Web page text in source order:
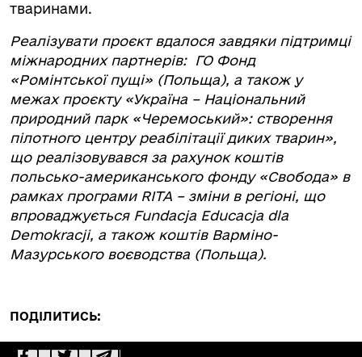
тваринами.
Реалізувати проєкт вдалося завдяки підтримці
міжнародних партнерів: ГО Фонд
«Ромінтської пущі» (Польща), а також у
межах проєкту «Україна – Національний
природний парк «Черемоський»: створення
пілотного центру реабілітації диких тварин»,
що реалізовувався за рахунок коштів
польсько-американського фонду «Свобода» в
рамках програми RITA – зміни в регіоні, що
впроваджується Fundacja Educacja dla
Demokracji, а також коштів Варміно-
Мазурського воєводства (Польща).
ПОДІЛИТИСЬ: